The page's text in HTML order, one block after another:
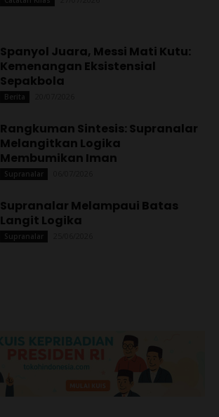
Spanyol Juara, Messi Mati Kutu:
Kemenangan Eksistensial
Sepakbola
Berita
Rangkuman Sintesis: Supranalar
Melangitkan Logika
Membumikan Iman
Supranalar
Supranalar Melampaui Batas
Langit Logika
Supranalar